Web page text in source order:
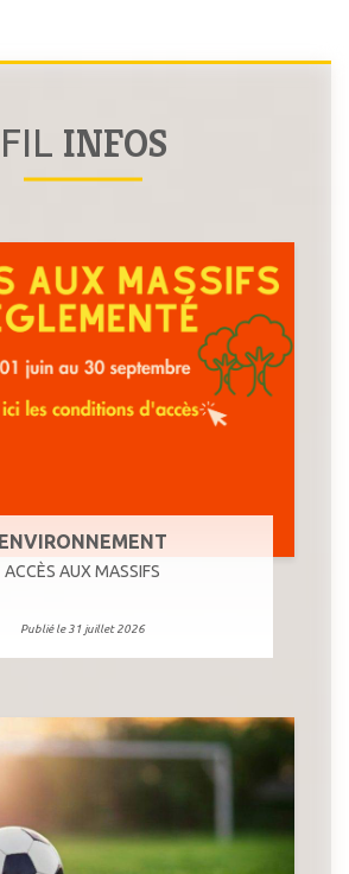
FIL INFOS
ENVIRONNEMENT
ACCÈS AUX MASSIFS
Publié le 31 juillet 2026